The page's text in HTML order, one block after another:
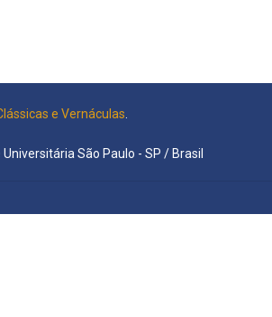
e Vernáculas
São Paulo - SP / Brasil